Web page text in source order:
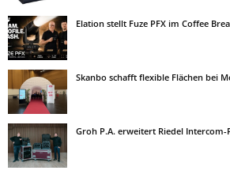
Elation stellt Fuze PFX im Coffee
Skanbo schafft flexible Flächen bei
Groh P.A. erweitert Riedel